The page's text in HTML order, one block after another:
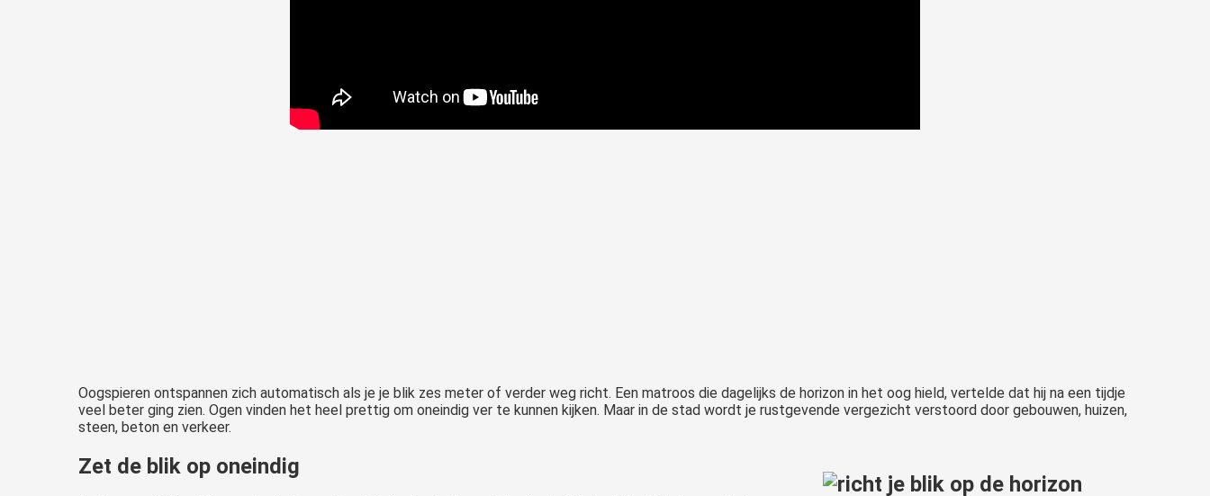
Oogspieren ontspannen zich automatisch als je je blik zes meter of verder weg richt. Een matroos die dagelijks de horizon in het oog hield, vertelde dat hij na een tijdje
veel beter ging zien. Ogen vinden het heel prettig om oneindig ver te kunnen kijken. Maar in de stad wordt je rustgevende vergezicht verstoord door gebouwen, huizen,
steen, beton en verkeer.
Zet de blik op oneindig